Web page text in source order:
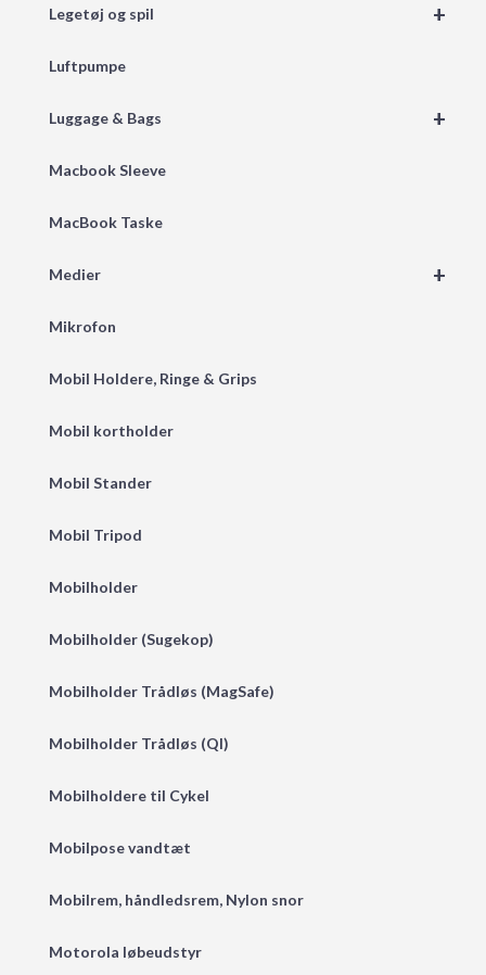
+
Legetøj og spil
Luftpumpe
+
Luggage & Bags
Macbook Sleeve
MacBook Taske
+
Medier
Mikrofon
Mobil Holdere, Ringe & Grips
Mobil kortholder
Mobil Stander
Mobil Tripod
Mobilholder
Mobilholder (Sugekop)
Mobilholder Trådløs (MagSafe)
Mobilholder Trådløs (QI)
Mobilholdere til Cykel
Mobilpose vandtæt
Mobilrem, håndledsrem, Nylon snor
Motorola løbeudstyr